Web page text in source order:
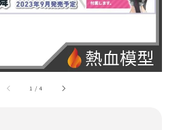
1 /4